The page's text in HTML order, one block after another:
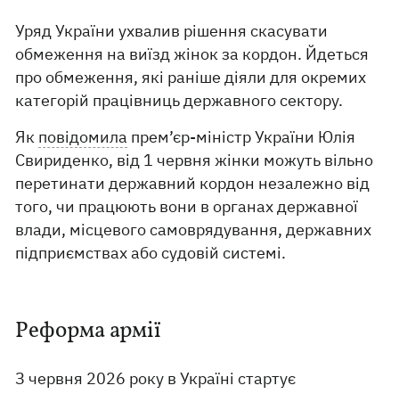
Уряд України ухвалив рішення скасувати
обмеження на виїзд жінок за кордон. Йдеться
про обмеження, які раніше діяли для окремих
категорій працівниць державного сектору.
Як повідомила прем’єр-міністр України Юлія
Свириденко, від 1 червня жінки можуть вільно
перетинати державний кордон незалежно від
того, чи працюють вони в органах державної
влади, місцевого самоврядування, державних
підприємствах або судовій системі.
Реформа армії
З червня 2026 року в Україні стартує